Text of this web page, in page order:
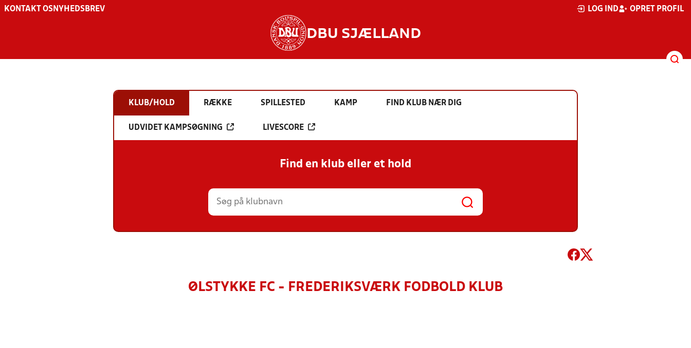
KONTAKT OS NYHEDSBREV LOG IND OPRET PROFIL
DBU SJÆLLAND
KLUB/HOLD RÆKKE SPILLESTED KAMP FIND KLUB NÆR DIG
UDVIDET KAMPSØGNING LIVESCORE
Find en klub eller et hold
ØLSTYKKE FC - FREDERIKSVÆRK FODBOLD KLUB